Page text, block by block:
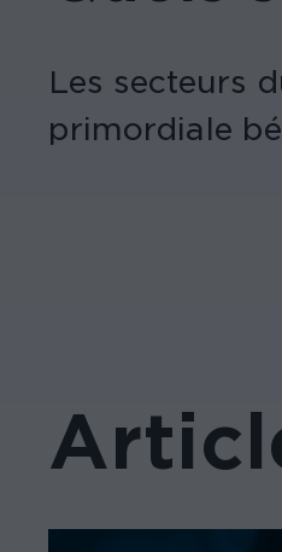
Les secteurs
primordiale